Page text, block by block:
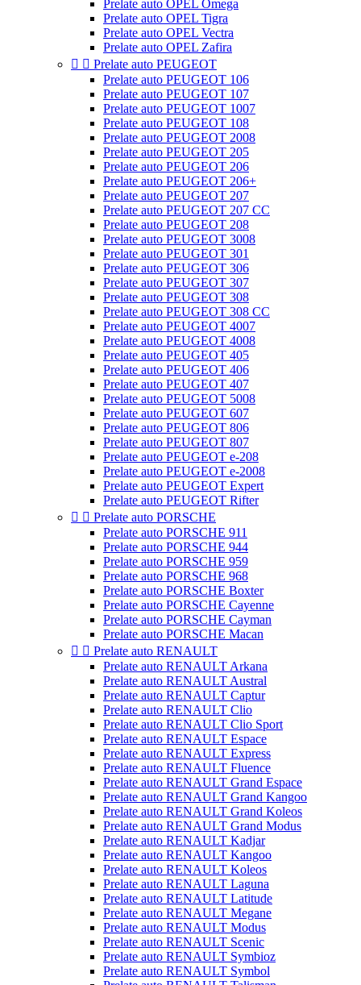
Prelate auto OPEL Omega
Prelate auto OPEL Tigra
Prelate auto OPEL Vectra
Prelate auto OPEL Zafira
  Prelate auto PEUGEOT
Prelate auto PEUGEOT 106
Prelate auto PEUGEOT 107
Prelate auto PEUGEOT 1007
Prelate auto PEUGEOT 108
Prelate auto PEUGEOT 2008
Prelate auto PEUGEOT 205
Prelate auto PEUGEOT 206
Prelate auto PEUGEOT 206+
Prelate auto PEUGEOT 207
Prelate auto PEUGEOT 207 CC
Prelate auto PEUGEOT 208
Prelate auto PEUGEOT 3008
Prelate auto PEUGEOT 301
Prelate auto PEUGEOT 306
Prelate auto PEUGEOT 307
Prelate auto PEUGEOT 308
Prelate auto PEUGEOT 308 CC
Prelate auto PEUGEOT 4007
Prelate auto PEUGEOT 4008
Prelate auto PEUGEOT 405
Prelate auto PEUGEOT 406
Prelate auto PEUGEOT 407
Prelate auto PEUGEOT 5008
Prelate auto PEUGEOT 607
Prelate auto PEUGEOT 806
Prelate auto PEUGEOT 807
Prelate auto PEUGEOT e-208
Prelate auto PEUGEOT e-2008
Prelate auto PEUGEOT Expert
Prelate auto PEUGEOT Rifter
  Prelate auto PORSCHE
Prelate auto PORSCHE 911
Prelate auto PORSCHE 944
Prelate auto PORSCHE 959
Prelate auto PORSCHE 968
Prelate auto PORSCHE Boxter
Prelate auto PORSCHE Cayenne
Prelate auto PORSCHE Cayman
Prelate auto PORSCHE Macan
  Prelate auto RENAULT
Prelate auto RENAULT Arkana
Prelate auto RENAULT Austral
Prelate auto RENAULT Captur
Prelate auto RENAULT Clio
Prelate auto RENAULT Clio Sport
Prelate auto RENAULT Espace
Prelate auto RENAULT Express
Prelate auto RENAULT Fluence
Prelate auto RENAULT Grand Espace
Prelate auto RENAULT Grand Kangoo
Prelate auto RENAULT Grand Koleos
Prelate auto RENAULT Grand Modus
Prelate auto RENAULT Kadjar
Prelate auto RENAULT Kangoo
Prelate auto RENAULT Koleos
Prelate auto RENAULT Laguna
Prelate auto RENAULT Latitude
Prelate auto RENAULT Megane
Prelate auto RENAULT Modus
Prelate auto RENAULT Scenic
Prelate auto RENAULT Symbioz
Prelate auto RENAULT Symbol